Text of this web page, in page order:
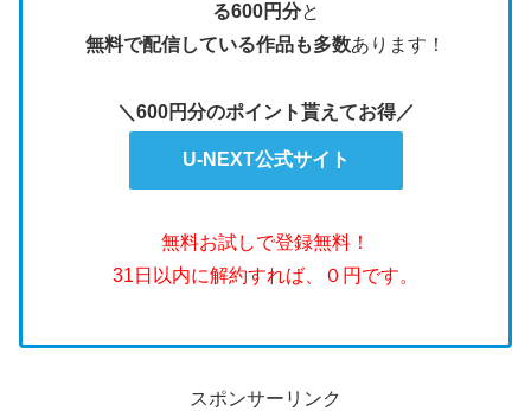
る600円分と
無料で配信している作品も多数あります！
＼600円分のポイント貰えてお得／
U-NEXT公式サイト
無料お試しで登録無料！
31日以内に解約すれば、０円です。
スポンサーリンク